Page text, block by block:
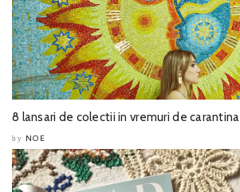
8 lansari de colectii in vremuri de carantina
by NOE